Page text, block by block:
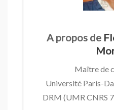
Quand
2017
Workshop sur
Publicité et
décembre 2016
A propos de
Maître de
Université Paris-
DRM (UMR CNRS